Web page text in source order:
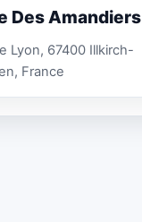
Des Amandiers
Lyon, 67400 Illkirch-
France